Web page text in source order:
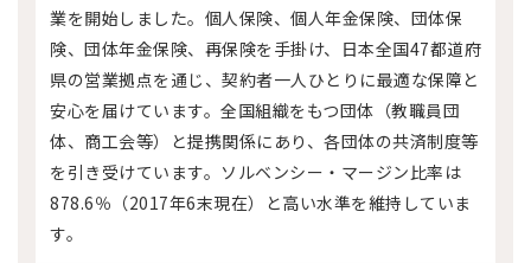
業を開始しました。個人保険、個人年金保険、団体保
険、団体年金保険、再保険を手掛け、日本全国47都道府
県の営業拠点を通じ、契約者一人ひとりに最適な保障と
安心を届けています。全国組織をもつ団体（教職員団
体、商工会等）と提携関係にあり、各団体の共済制度等
を引き受けています。ソルベンシー・マージン比率は
878.6％（2017年6末現在）と高い水準を維持していま
す。